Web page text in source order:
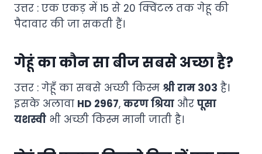
उत्तर : एक एकड़ में 15 से 20 क्विंटल तक गेहू की
पैदावार की जा सकती हैं।
गेहूं का कौन सा बीज सबसे अच्छा है?
उत्तर : गेहूँ का सबसे अच्छी किस्म श्री राम 303 है।
इसके अलावा HD 2967, करण श्रिया और पूसा
यशस्वी भी अच्छी किस्म मानी जाती है।